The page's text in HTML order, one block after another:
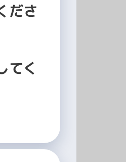
ださ
てく